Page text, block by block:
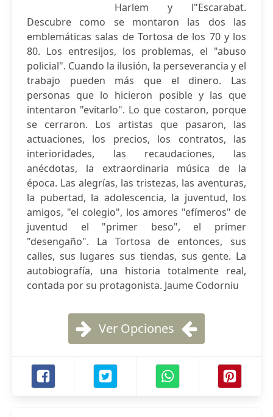
Harlem y l"Escarabat.
Descubre como se montaron las dos las
emblemáticas salas de Tortosa de los 70 y los
80. Los entresijos, los problemas, el "abuso
policial". Cuando la ilusión, la perseverancia y el
trabajo pueden más que el dinero. Las
personas que lo hicieron posible y las que
intentaron "evitarlo". Lo que costaron, porque
se cerraron. Los artistas que pasaron, las
actuaciones, los precios, los contratos, las
interioridades, las recaudaciones, las
anécdotas, la extraordinaria música de la
época. Las alegrías, las tristezas, las aventuras,
la pubertad, la adolescencia, la juventud, los
amigos, "el colegio", los amores "efímeros" de
juventud el "primer beso", el primer
"desengaño". La Tortosa de entonces, sus
calles, sus lugares sus tiendas, sus gente. La
autobiografía, una historia totalmente real,
contada por su protagonista. Jaume Codorniu
Ver Opciones